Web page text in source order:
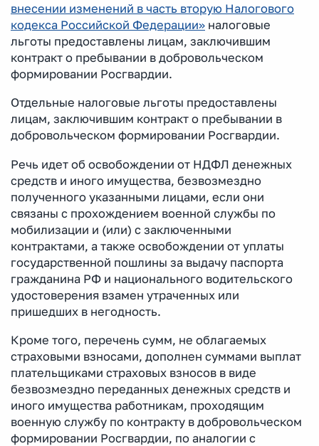
внесении изменений в часть вторую Налогового
кодекса Российской Федерации» налоговые
льготы предоставлены лицам, заключившим
контракт о пребывании в добровольческом
формировании Росгвардии.
Отдельные налоговые льготы предоставлены
лицам, заключившим контракт о пребывании в
добровольческом формировании Росгвардии.
Речь идет об освобождении от НДФЛ денежных
средств и иного имущества, безвозмездно
полученного указанными лицами, если они
связаны с прохождением военной службы по
мобилизации и (или) с заключенными
контрактами, а также освобождении от уплаты
государственной пошлины за выдачу паспорта
гражданина РФ и национального водительского
удостоверения взамен утраченных или
пришедших в негодность.
Кроме того, перечень сумм, не облагаемых
страховыми взносами, дополнен суммами выплат
плательщиками страховых взносов в виде
безвозмездно переданных денежных средств и
иного имущества работникам, проходящим
военную службу по контракту в добровольческом
формировании Росгвардии, по аналогии с